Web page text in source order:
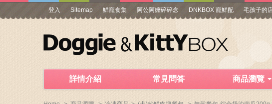
登入 Sitemap 鮮寵食集 阿公阿嬤碎碎念 DNKBOX 寵鮮配 毛孩子的
詳情介紹 常見問答 商品瀏覽